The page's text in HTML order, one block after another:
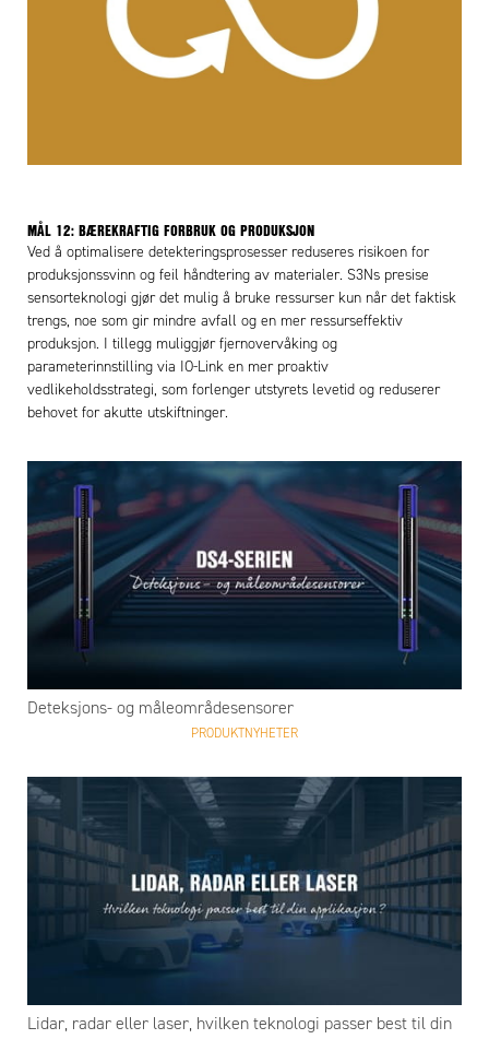
MÅL 12: BÆREKRAFTIG FORBRUK OG PRODUKSJON
Ved å optimalisere detekteringsprosesser reduseres risikoen for
produksjonssvinn og feil håndtering av materialer. S3Ns presise
sensorteknologi gjør det mulig å bruke ressurser kun når det faktisk
trengs, noe som gir mindre avfall og en mer ressurseffektiv
produksjon. I tillegg muliggjør fjernovervåking og
parameterinnstilling via IO-Link en mer proaktiv
vedlikeholdsstrategi, som forlenger utstyrets levetid og reduserer
behovet for akutte utskiftninger.
Deteksjons- og måleområdesensorer
PRODUKTNYHETER
Lidar, radar eller laser, hvilken teknologi passer best til din